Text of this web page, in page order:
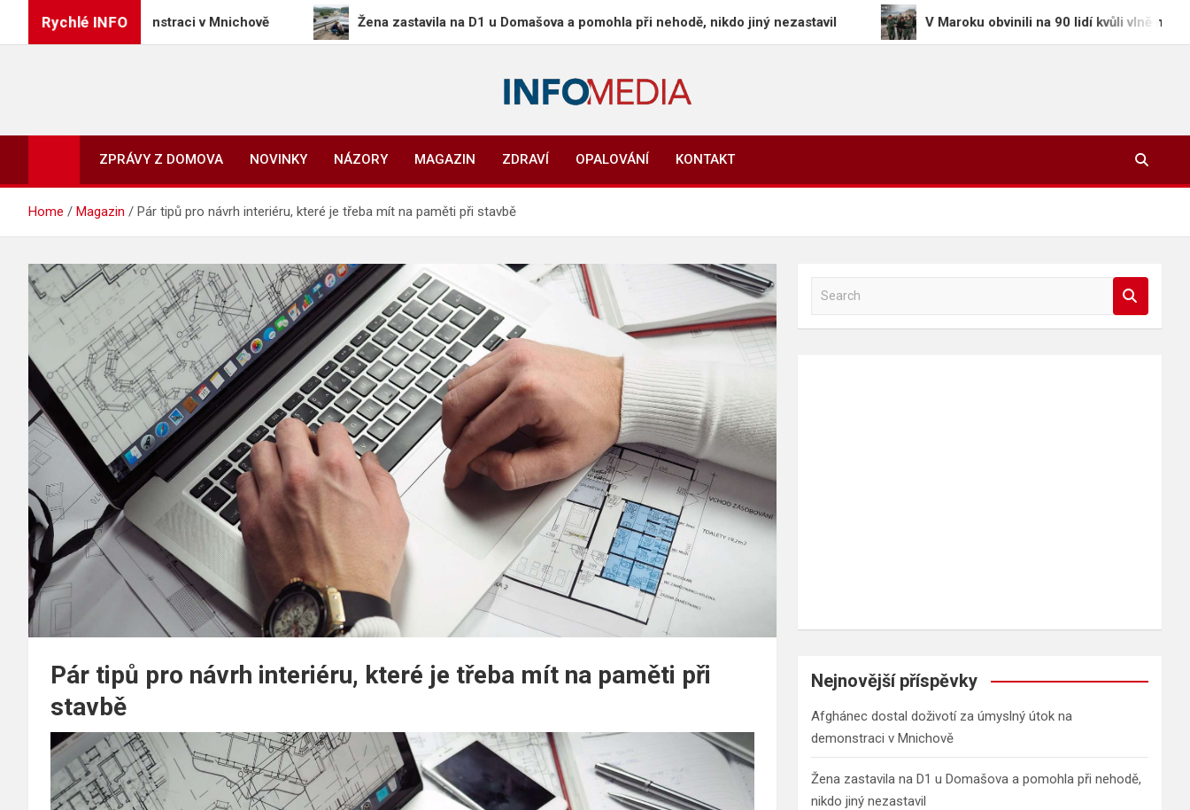
Rychlé INFO
na demonstraci v Mnichově Žena zastavila na D1 u Domašova a pomohla při nehodě, nikdo jiný nezastavil V Maroku obvinili na 90 lidí kvůli vlně migrantů do
Info-Media.cz
Zprávy, media a souvislosti dneška
ZPRÁVY Z DOMOVA
NOVINKY NÁZORY MAGAZIN ZDRAVÍ OPALOVÁNÍ KONTAKT
Home Magazin Pár tipů pro návrh interiéru, které je třeba mít na paměti při stavbě
Pár tipů pro návrh interiéru, které je třeba mít na paměti při
stavbě
a
Nejnovější příspěvky
Afghánec dostal doživotí za úmyslný útok na
demonstraci v Mnichově
Žena zastavila na D1 u Domašova a pomohla při nehodě,
nikdo jiný nezastavil